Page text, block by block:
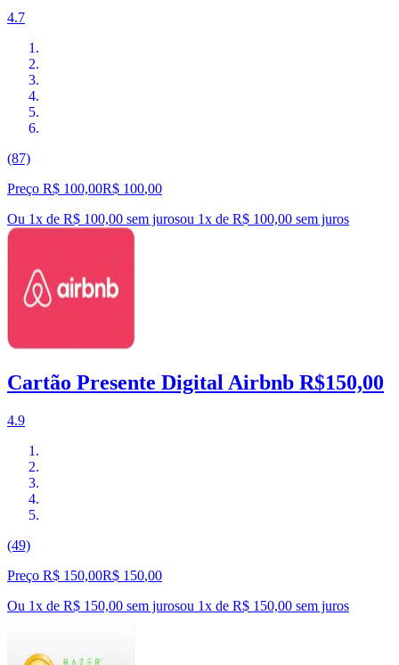
4.7
(87)
Preço R$ 100,00R$ 100,00
Ou 1x de R$ 100,00 sem jurosou 1x de R$ 100,00 sem juros
Cartão Presente Digital Airbnb R$150,00
4.9
(49)
Preço R$ 150,00R$ 150,00
Ou 1x de R$ 150,00 sem jurosou 1x de R$ 150,00 sem juros